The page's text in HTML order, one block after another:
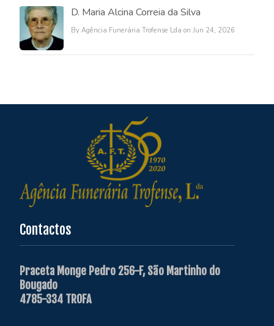
D. Maria Alcina Correia da Silva
By Agência Funerária Trofense Lda on Jun 24, 2026
Contactos
Praceta Monge Pedro 256-F, São Martinho do
Bougado
4785-334 TROFA